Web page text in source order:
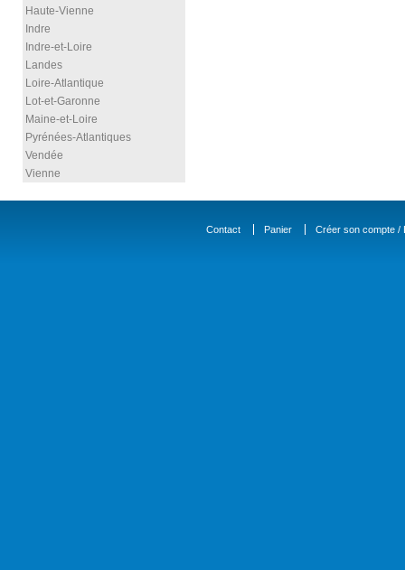
Haute-Vienne
Indre
Indre-et-Loire
Landes
Loire-Atlantique
Lot-et-Garonne
Maine-et-Loire
Pyrénées-Atlantiques
Vendée
Vienne
Contact Panier Créer son compte /